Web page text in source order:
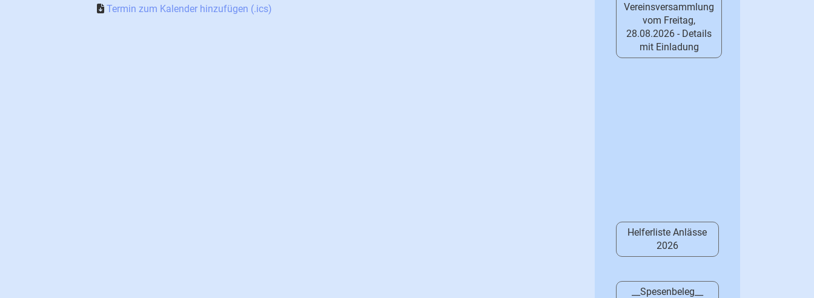
Termin zum Kalender hinzufügen (.ics)
Vereinsversammlung
vom Freitag,
28.08.2026 - Details
mit Einladung
Helferliste Anlässe
2026
__Spesenbeleg__